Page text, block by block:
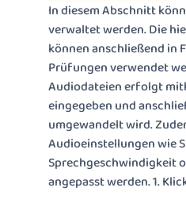
In diesem Abschnitt
verwaltet werden. Die
können anschließend in
Prüfungen verwendet
Audiodateien erfolgt
eingegeben und
umgewandelt wird.
Audioeinstellungen wie
Sprechgeschwindigkeit
angepasst werden. 1.